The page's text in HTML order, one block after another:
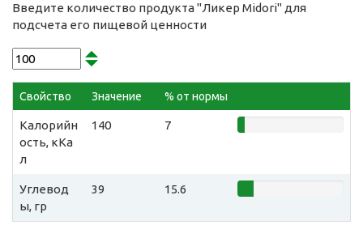
Введите количество продукта "Ликер Midori" для
подсчета его пищевой ценности
Свойство Значение % от нормы
Калорийн
ость, кКа
л
140 7
Углевод
ы, гр
39 15.6